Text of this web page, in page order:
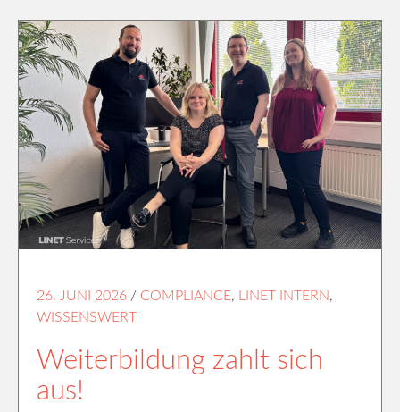
26. JUNI 2026 / COMPLIANCE, LINET INTERN,
WISSENSWERT
Weiterbildung zahlt sich
aus!